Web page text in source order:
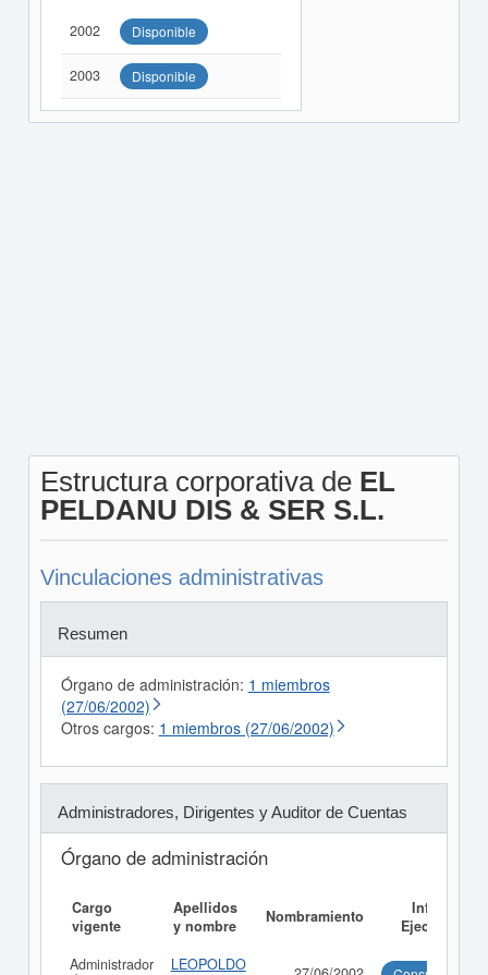
2002 Disponible
2003 Disponible
Estructura corporativa de EL
PELDANU DIS & SER S.L.
Vinculaciones administrativas
Resumen
Órgano de administración: 1 miembros
(27/06/2002)
Otros cargos: 1 miembros (27/06/2002)
Administradores, Dirigentes y Auditor de Cuentas
Órgano de administración
Cargo
vigente
Apellidos
y nombre
Nombramiento
Informe
Ejecutivo
Administrador
LEOPOLDO